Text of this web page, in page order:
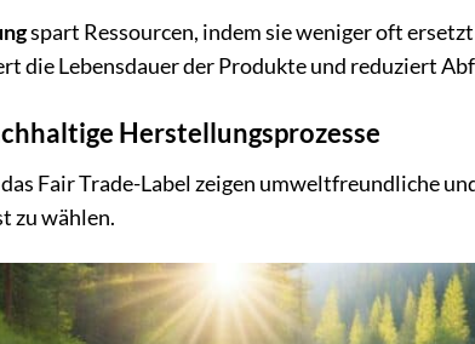
spart Ressourcen, indem sie weniger oft
die Lebensdauer der Produkte und reduziert
Herstellungsprozesse
Fair Trade-Label zeigen umweltfreundliche
zu wählen.